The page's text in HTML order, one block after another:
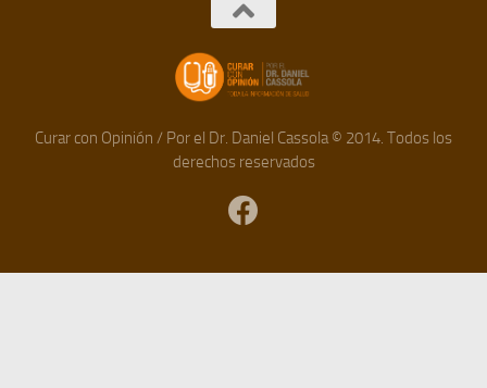
Curar con Opinión / Por el Dr. Daniel Cassola © 2014. Todos los
derechos reservados